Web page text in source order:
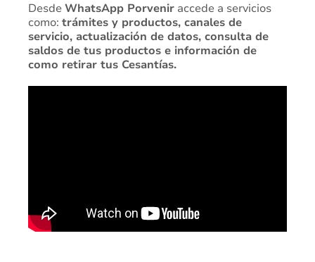
Desde WhatsApp Porvenir accede a servicios
como: trámites y productos, canales de
servicio, actualización de datos, consulta de
saldos de tus productos e información de
como retirar tus Cesantías.